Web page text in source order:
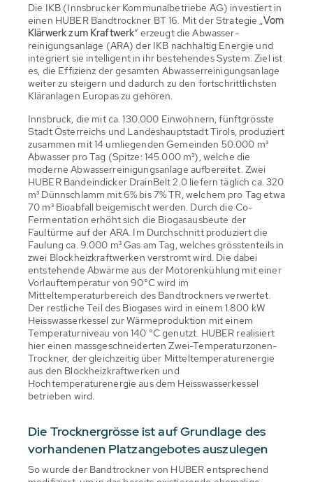
Die IKB (Innsbrucker Kommunalbetriebe AG) investiert in
einen HUBER Bandtrockner BT 16. Mit der Strategie „Vom
Klärwerk zum Kraftwerk“ erzeugt die Abwasser-
reinigungsanlage (ARA) der IKB nachhaltig Energie und
integriert sie intelligent in ihr bestehendes System. Ziel ist
es, die Effizienz der gesamten Abwasserreinigungsanlage
weiter zu steigern und dadurch zu den fortschrittlichsten
Kläranlagen Europas zu gehören.
Innsbruck, die mit ca. 130.000 Einwohnern, fünftgrösste
Stadt Österreichs und Landeshauptstadt Tirols, produziert
zusammen mit 14 umliegenden Gemeinden 50.000 m³
Abwasser pro Tag (Spitze: 145.000 m³), welche die
moderne Abwasserreinigungsanlage aufbereitet. Zwei
HUBER Bandeindicker DrainBelt 2.0 liefern täglich ca. 320
m³ Dünnschlamm mit 6% bis 7% TR, welchem pro Tag etwa
70 m³ Bioabfall beigemischt werden. Durch die Co-
Fermentation erhöht sich die Biogasausbeute der
Faultürme auf der ARA. Im Durchschnitt produziert die
Faulung ca. 9.000 m³ Gas am Tag, welches grösstenteils in
zwei Blockheizkraftwerken verstromt wird. Die dabei
entstehende Abwärme aus der Motorenkühlung mit einer
Vorlauftemperatur von 90°C wird im
Mitteltemperaturbereich des Bandtrockners verwertet.
Der restliche Teil des Biogases wird in einem 1.800 kW
Heisswasserkessel zur Wärmeproduktion mit einem
Temperaturniveau von 140 °C genutzt. HUBER realisiert
hier einen massgeschneiderten Zwei-Temperaturzonen-
Trockner, der gleichzeitig über Mitteltemperaturenergie
aus den Blockheizkraftwerken und
Hochtemperaturenergie aus dem Heisswasserkessel
betrieben wird.
Die Trocknergrösse ist auf Grundlage des
vorhandenen Platzangebotes auszulegen
So wurde der Bandtrockner von HUBER entsprechend